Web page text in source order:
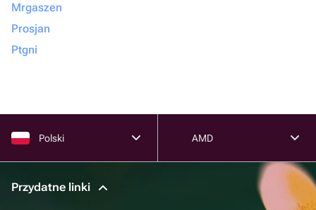
Mrgaszen
Prosjan
Ptgni
Polski AMD
Przydatne linki